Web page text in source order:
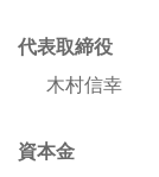
代表取締役
木村信幸
資本金